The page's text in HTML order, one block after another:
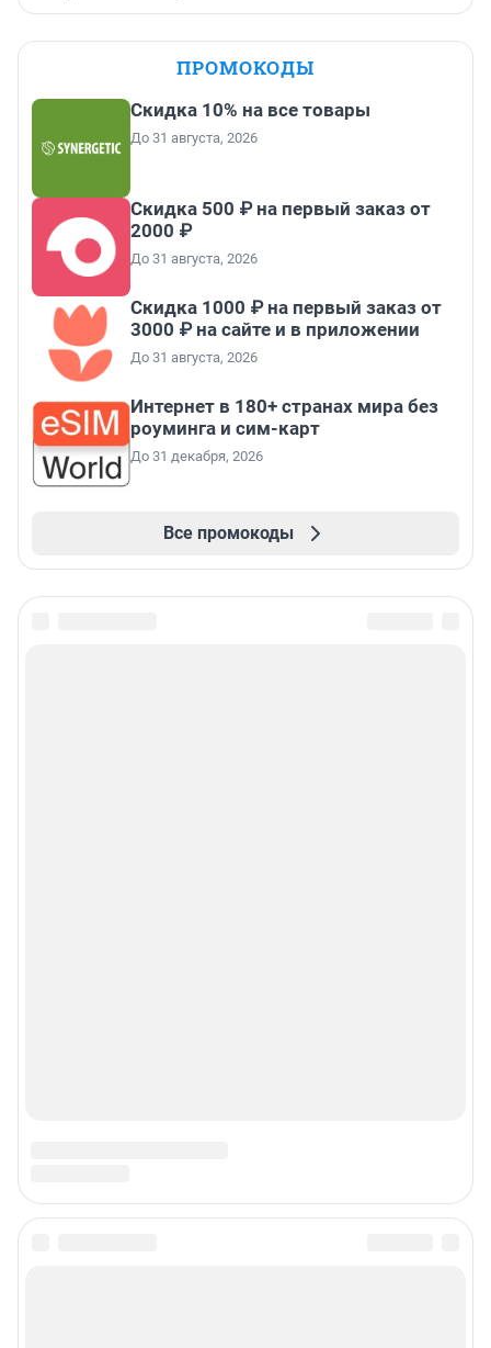
ПРОМОКОДЫ
Скидка 10% на все товары
До 31 августа, 2026
Скидка 500 ₽ на первый заказ от
2000 ₽
До 31 августа, 2026
Скидка 1000 ₽ на первый заказ от
3000 ₽ на сайте и в приложении
До 31 августа, 2026
Интернет в 180+ странах мира без
роуминга и сим-карт
До 31 декабря, 2026
Все промокоды